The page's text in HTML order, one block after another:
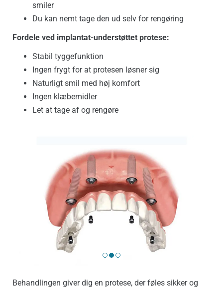
smiler
Du kan nemt tage den ud selv for rengøring
Fordele ved implantat-understøttet protese:
Stabil tyggefunktion
Ingen frygt for at protesen løsner sig
Naturligt smil med høj komfort
Ingen klæbemidler
Let at tage af og rengøre
Behandlingen giver dig en protese, der føles sikker og